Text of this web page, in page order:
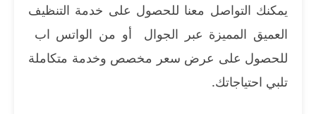
يمكنك التواصل معنا للحصول على خدمة التنظيف
العميق المميزة عبر الجوال أو من الواتس اب
للحصول على عرض سعر مخصص وخدمة متكاملة
تلبي احتياجاتك.